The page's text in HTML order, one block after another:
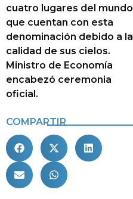
cuatro lugares del mundo
que cuentan con esta
denominación debido a la
calidad de sus cielos.
Ministro de Economía
encabezó ceremonia
oficial.
COMPARTIR